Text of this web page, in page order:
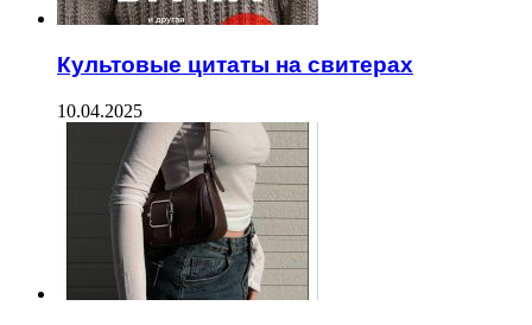
Культовые цитаты на свитерах
10.04.2025